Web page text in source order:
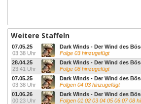
Weitere Staffeln
07.05.25
03:38 Uhr
Dark Winds - Der Wind des
Folge 03 hinzugefügt
28.04.25
23:41 Uhr
Dark Winds - Der Wind des
Folge 08 hinzugefügt
07.05.25
03:38 Uhr
Dark Winds - Der Wind des
Folgen 04 03 hinzugefügt
01.06.26
00:23 Uhr
Dark Winds - Der Wind des
Folgen 01 02 03 04 05 06 07 08